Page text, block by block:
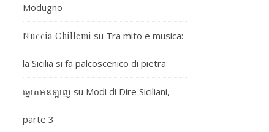
Modugno
Nuccia Chillemi su Tra mito e musica:
la Sicilia si fa palcoscenico di pietra
ឆ្នោតអនឡាញ su Modi di Dire Siciliani,
parte 3